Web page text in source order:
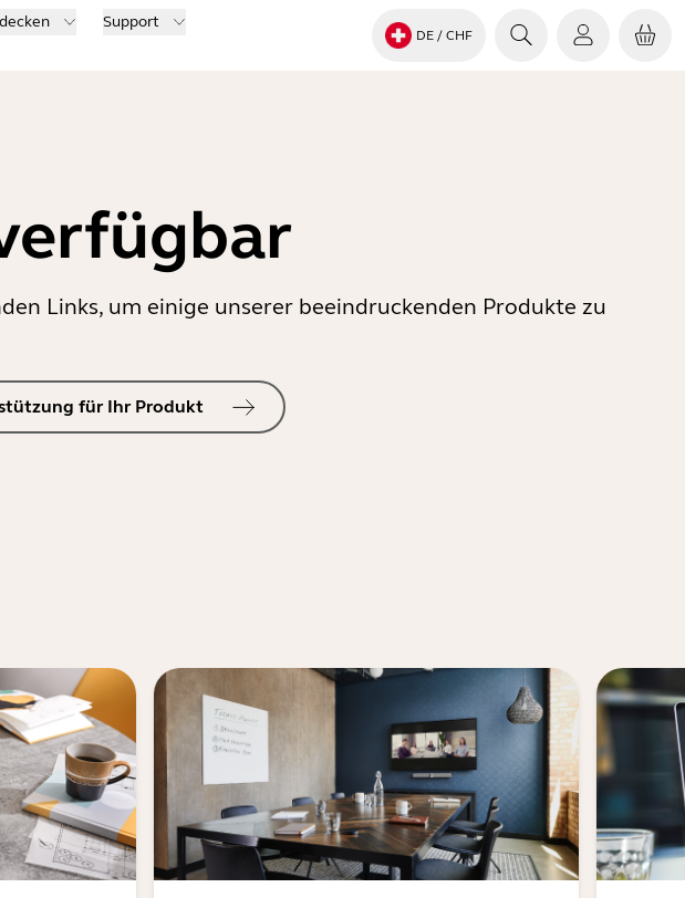
Support
DE / CHF
Links, um einige unserer beeindruckenden Produkte zu
für Ihr Produkt